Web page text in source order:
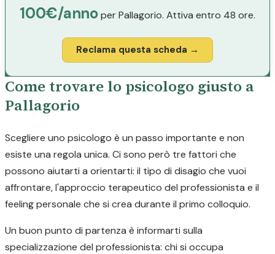
100€/annoper Pallagorio. Attiva entro 48 ore.
Reclama questa scheda →
Come trovare lo psicologo giusto a
Pallagorio
Scegliere uno psicologo è un passo importante e non
esiste una regola unica. Ci sono però tre fattori che
possono aiutarti a orientarti: il tipo di disagio che vuoi
affrontare, l'approccio terapeutico del professionista e il
feeling personale che si crea durante il primo colloquio.
Un buon punto di partenza è informarti sulla
specializzazione del professionista: chi si occupa